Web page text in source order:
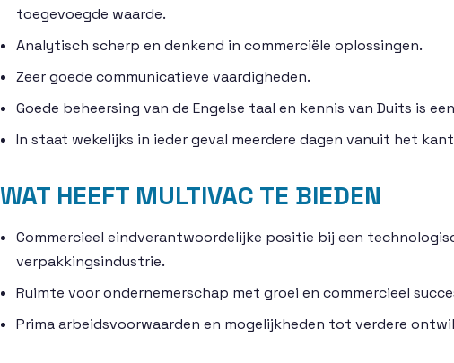
toegevoegde waarde.
Analytisch scherp en denkend in commerciële oplossingen.
Zeer goede communicatieve vaardigheden.
Goede beheersing van de Engelse taal en kennis van Duits is
In staat wekelijks in ieder geval meerdere dagen vanuit het
WAT HEEFT MULTIVAC TE BIEDEN
Commercieel eindverantwoordelijke positie bij een
verpakkingsindustrie.
Ruimte voor ondernemerschap met groei en commercieel
Prima arbeidsvoorwaarden en mogelijkheden tot verdere